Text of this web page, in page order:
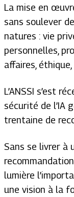
La mise en
sans soulever
natures : vie
personnelles,
affaires,
L’ANSSI s’est
sécurité de l’IA
trentaine de
Sans se livrer à
lumière
une vision à la